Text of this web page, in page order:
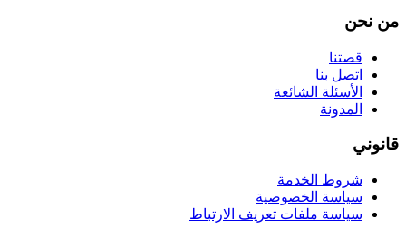
من نحن
قصتنا
اتصل بنا
الأسئلة الشائعة
المدونة
قانوني
شروط الخدمة
سياسة الخصوصية
سياسة ملفات تعريف الارتباط